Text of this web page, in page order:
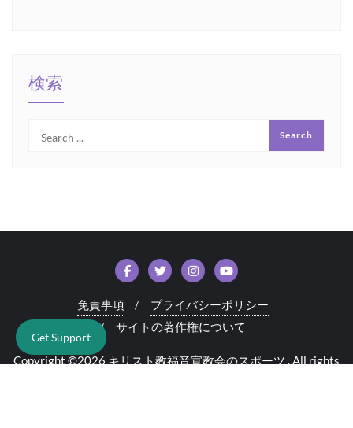
検索
免責事項
プライバシーポリシー
サイトの著作権について
Copyright ©2026 キリスト教福音宣教会のスポーツ . All rights
Get Support